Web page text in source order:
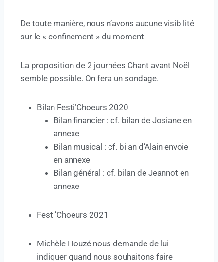
De toute manière, nous n’avons aucune visibilité
sur le « confinement » du moment.
La proposition de 2 journées Chant avant Noël
semble possible. On fera un sondage.
Bilan Festi’Choeurs 2020
Bilan financier : cf. bilan de Josiane en
annexe
Bilan musical : cf. bilan d’Alain envoie
en annexe
Bilan général : cf. bilan de Jeannot en
annexe
Festi’Choeurs 2021
Michèle Houzé nous demande de lui
indiquer quand nous souhaitons faire